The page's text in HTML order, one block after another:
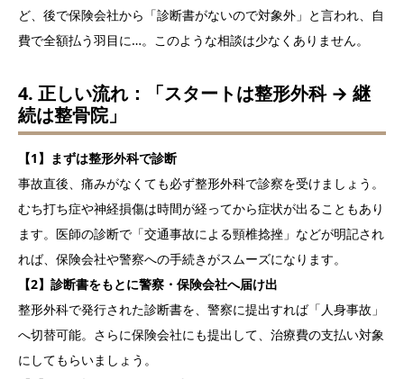
ど、後で保険会社から「診断書がないので対象外」と言われ、自
費で全額払う羽目に…。このような相談は少なくありません。
4. 正しい流れ：「スタートは整形外科 → 継
続は整骨院」
【1】まずは整形外科で診断
事故直後、痛みがなくても必ず整形外科で診察を受けましょう。
むち打ち症や神経損傷は時間が経ってから症状が出ることもあり
ます。医師の診断で「交通事故による頸椎捻挫」などが明記され
れば、保険会社や警察への手続きがスムーズになります。
【2】診断書をもとに警察・保険会社へ届け出
整形外科で発行された診断書を、警察に提出すれば「人身事故」
へ切替可能。さらに保険会社にも提出して、治療費の支払い対象
にしてもらいましょう。